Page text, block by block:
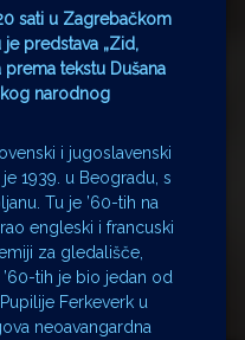
sati u Zagrebačkom
predstava „Zid,
tekstu Dušana
narodnog
i jugoslavenski
1939. u Beogradu, s
Tu je ’60-tih na
engleski i francuski
za gledališče,
tih je bio jedan od
Ferkeverk u
neoavangardna